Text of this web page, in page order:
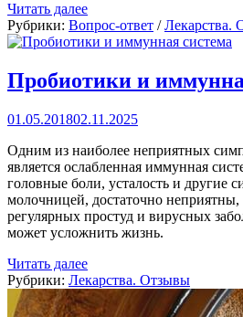
Читать далее
Рубрики: Вопрос-ответ /Лекарства.
Пробиотики и
01.05.201802.11.2025
Одним из наиболее неприятных
является ослабленная иммунная
головные боли, усталость и другие
молочницей, достаточно
регулярных простуд и вирусных
может усложнить жизнь.
Читать далее
Рубрики: Лекарства. Отзывы